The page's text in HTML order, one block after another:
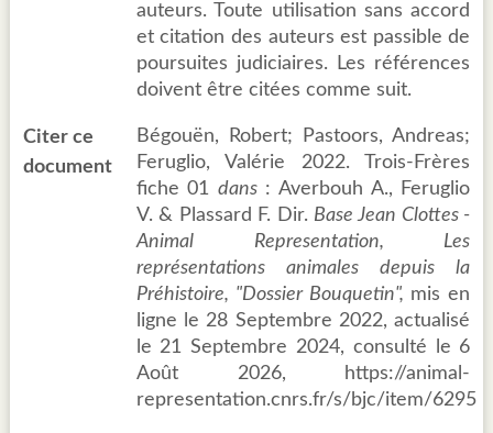
auteurs. Toute utilisation sans accord
et citation des auteurs est passible de
poursuites judiciaires. Les références
doivent être citées comme suit.
Citer ce
document
Bégouën, Robert; Pastoors, Andreas;
Feruglio, Valérie 2022. Trois-Frères
fiche 01dans : Averbouh A., Feruglio
V. & Plassard F. Dir. Base Jean Clottes -
Animal Representation, Les
représentations animales depuis la
Préhistoire, "Dossier Bouquetin", mis en
ligne le 28 Septembre 2022, actualisé
le 21 Septembre 2024, consulté le 6
Août 2026, https://animal-
representation.cnrs.fr/s/bjc/item/6295